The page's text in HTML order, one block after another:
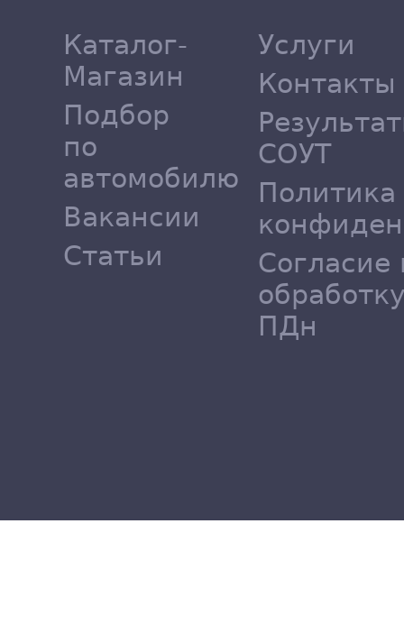
Каталог-
Магазин
Подбор
по
автомобилю
Вакансии
Статьи
Услуги
Контакты
СОУТ
Политика
Согласие
ПДн